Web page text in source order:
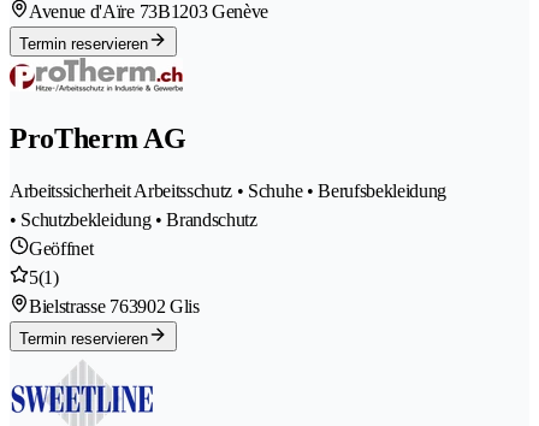
Avenue d'Aïre 73B1203 Genève
Termin reservieren
ProTherm AG
Arbeitssicherheit Arbeitsschutz • Schuhe • Berufsbekleidung
• Schutzbekleidung • Brandschutz
Geöffnet
5(1)
Bielstrasse 763902 Glis
Termin reservieren